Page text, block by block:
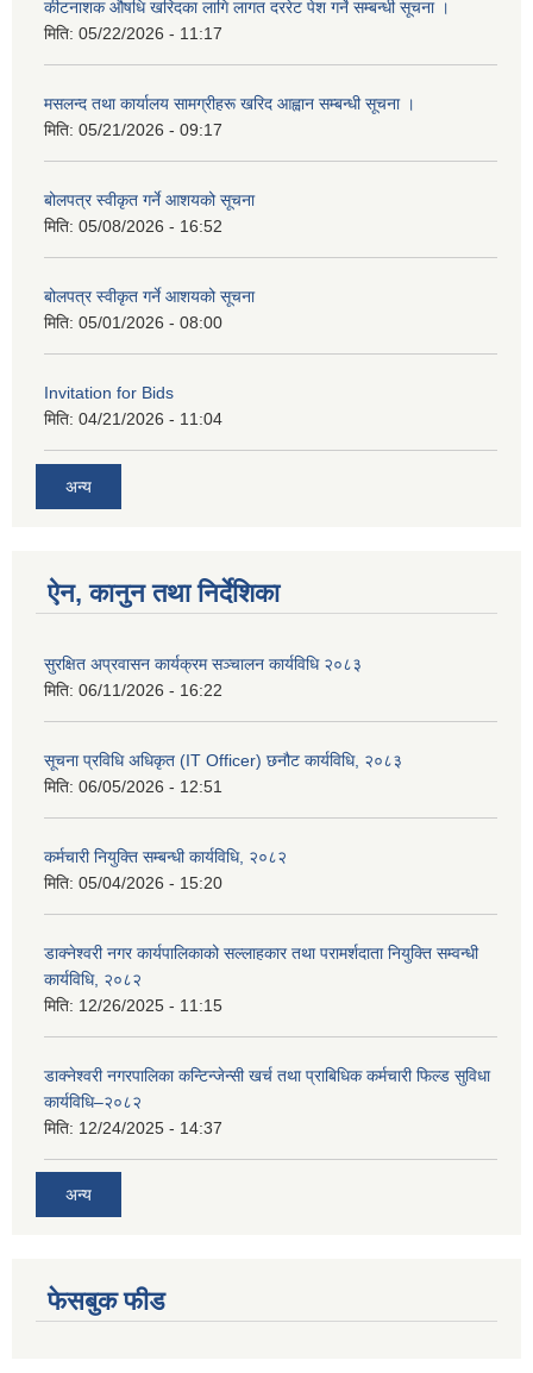
कीटनाशक औषधि खरिदका लागि लागत दररेट पेश गर्ने सम्बन्धी सूचना ।
मिति: 05/22/2026 - 11:17
मसलन्द तथा कार्यालय सामग्रीहरू खरिद आह्वान सम्बन्धी सूचना ।
मिति: 05/21/2026 - 09:17
बोलपत्र स्वीकृत गर्ने आशयको सूचना
मिति: 05/08/2026 - 16:52
बोलपत्र स्वीकृत गर्ने आशयको सूचना
मिति: 05/01/2026 - 08:00
Invitation for Bids
मिति: 04/21/2026 - 11:04
अन्य
ऐन, कानुन तथा निर्देशिका
सुरक्षित अप्रवासन कार्यक्रम सञ्चालन कार्यविधि २०८३
मिति: 06/11/2026 - 16:22
सूचना प्रविधि अधिकृत (IT Officer) छनौट कार्यविधि, २०८३
मिति: 06/05/2026 - 12:51
कर्मचारी नियुक्ति सम्बन्धी कार्यविधि, २०८२
मिति: 05/04/2026 - 15:20
डाक्नेश्वरी नगर कार्यपालिकाको सल्लाहकार तथा परामर्शदाता नियुक्ति सम्वन्धी
कार्यविधि, २०८२
मिति: 12/26/2025 - 11:15
डाक्नेश्वरी नगरपालिका कन्टिन्जेन्सी खर्च तथा प्राबिधिक कर्मचारी फिल्ड सुविधा
कार्यविधि–२०८२
मिति: 12/24/2025 - 14:37
अन्य
फेसबुक फीड